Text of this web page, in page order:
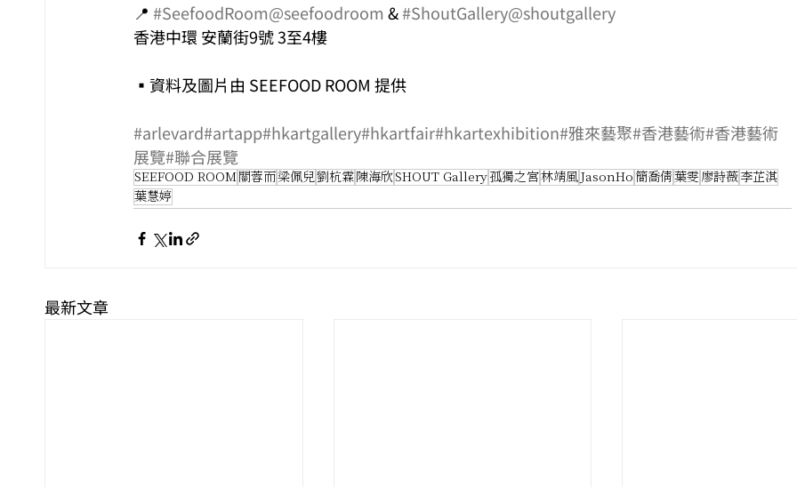
📍 #SeefoodRoom@seefoodroom & #ShoutGallery@shoutgallery
香港中環 安蘭街9號 3至4樓
▪資料及圖片由 SEEFOOD ROOM 提供
#arlevard#artapp#hkartgallery#hkartfair#hkartexhibition#雅來藝聚#香港藝術#香港藝術
展覽#聯合展覽
SEEFOOD ROOM 關蓉而梁佩兒劉杭霖 陳海欣SHOUT Gallery 孤獨之宮林靖風 JasonHo 簡喬倩 葉雯 廖詩薇 李芷淇
葉慧婷
最新文章